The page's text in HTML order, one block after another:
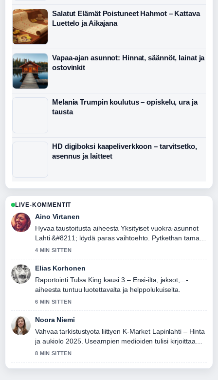
Salatut Elämät Poistuneet Hahmot – Kattava
Luettelo ja Aikajana
Vapaa-ajan asunnot: Hinnat, säännöt, lainat ja
ostovinkit
Melania Trumpin koulutus – opiskelu, ura ja
tausta
HD digiboksi kaapeliverkkoon – tarvitsetko,
asennus ja laitteet
LIVE-KOMMENTIT
Aino Virtanen
Hyvaa taustoitusta aiheesta Yksityiset vuokra-asunnot
Lahti &#8211; löydä paras vaihtoehto. Pytkethan taman
livesaikeen ajan tasalla.
4 MIN SITTEN
Elias Korhonen
Raportointi Tulsa King kausi 3 – Ensi-ilta, jaksot,...-
aiheesta tuntuu luotettavalta ja helppolukuiselta.
6 MIN SITTEN
Noora Niemi
Vahvaa tarkistustyota liittyen K-Market Lapinlahti – Hinta
ja aukiolo 2025. Useampien medioiden tulisi kirjoittaa
nain.
8 MIN SITTEN